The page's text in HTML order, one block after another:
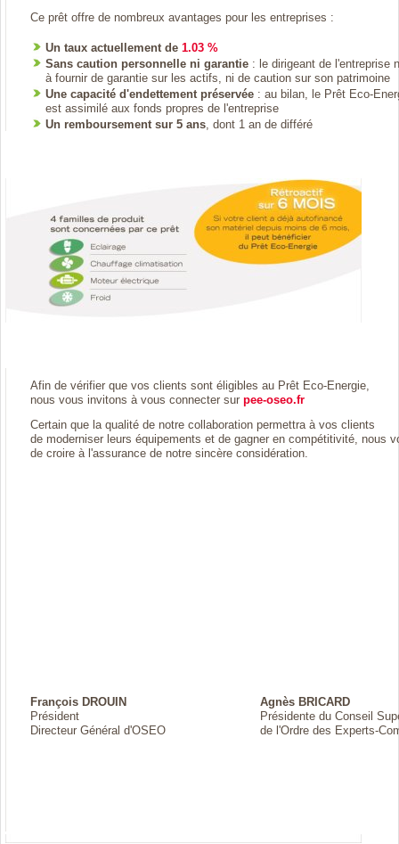
Ce prêt offre de nombreux avantages pour les entreprises :
Un taux actuellement de 1.03 %
Sans caution personnelle ni garantie : le dirigeant de l'entreprise
à fournir de garantie sur les actifs, ni de caution sur son patrimoine
Une capacité d'endettement préservée : au bilan, le Prêt Eco-
est assimilé aux fonds propres de l'entreprise
Un remboursement sur 5 ans, dont 1 an de différé
Afin de vérifier que vos clients sont éligibles au Prêt Eco-Energie,
nous vous invitons à vous connecter sur pee-oseo.fr
Certain que la qualité de notre collaboration permettra à vos clients
de moderniser leurs équipements et de gagner en compétitivité, nous
de croire à l'assurance de notre sincère considération.
François DROUIN
Président
Directeur Général d'OSEO
Agnès BRICARD
Présidente du Conseil
de l'Ordre des Experts-